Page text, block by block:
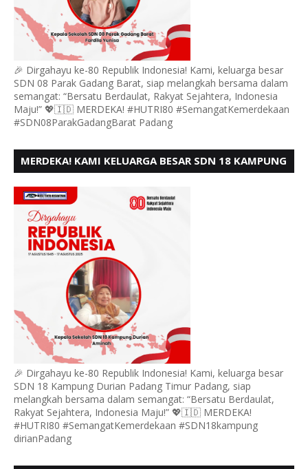
🎉 Dirgahayu ke-80 Republik Indonesia! Kami, keluarga besar
SDN 08 Parak Gadang Barat, siap melangkah bersama dalam
semangat: “Bersatu Berdaulat, Rakyat Sejahtera, Indonesia
Maju!” 💖🇮🇩 MERDEKA! #HUTRI80 #SemangatKemerdekaan
#SDN08ParakGadangBarat Padang
MERDEKA! KAMI KELUARGA BESAR SDN 18 KAMPUNG
🎉 Dirgahayu ke-80 Republik Indonesia! Kami, keluarga besar
SDN 18 Kampung Durian Padang Timur Padang, siap
melangkah bersama dalam semangat: “Bersatu Berdaulat,
Rakyat Sejahtera, Indonesia Maju!” 💖🇮🇩 MERDEKA!
#HUTRI80 #SemangatKemerdekaan #SDN18kampung
dirianPadang